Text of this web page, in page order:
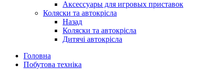
Аксессуары для игровых приставок
Коляски та автокрісла
Назад
Коляски та автокрісла
Дитячі автокрісла
Головна
Побутова техніка